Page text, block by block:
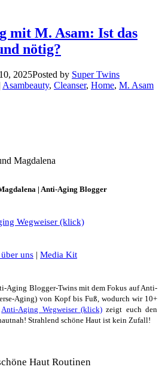
mit M. Asam: Ist das
nötig?
2025Posted by Super Twins
Asambeauty, Cleanser, Home, M. Asam
| Anti-Aging Blogger
Wegweiser (klick)
uns | Media Kit
Aging Blogger-Twins mit dem Fokus auf Anti-
Aging) von Kopf bis Fuß, wodurch wir 10+
Anti-Aging Wegweiser (klick) zeigt euch den
Strahlend schöne Haut ist kein Zufall!
Haut Routinen